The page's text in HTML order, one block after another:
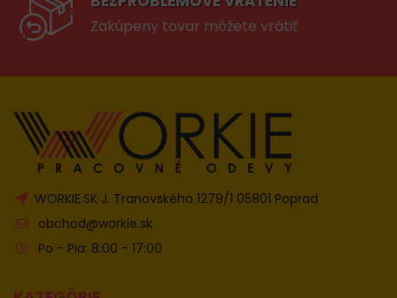
Zakúpeny tovar môžete vrátiť
WORKIE.SK J. Tranovského 1279/1 05801 Poprad
obchod@workie.sk
Po - Pia: 8:00 - 17:00